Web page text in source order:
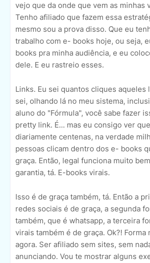
vejo que da onde que vem as minhas
Tenho afiliado que fazem essa
mesmo sou a prova disso. Que eu
trabalho com e- books hoje, ou seja,
books pra minha audiência, e eu
dele. E eu rastreio esses.
Links. Eu sei quantos cliques aqueles
sei, olhando lá no meu sistema,
aluno do "Fórmula", você sabe fazer
pretty link. É... mas eu consigo ver
diariamente centenas, na verdade
pessoas clicam dentro dos e- books
graça. Então, legal funciona muito
garantia, tá. E-books virais.
Isso é de graça também, tá. Então a
redes sociais é de graça, a segunda
também, que é whatsapp, a terceira
virais também é de graça. Ok?! Forma
agora. Ser afiliado sem sites, sem
anunciando. Vou te mostrar alguns